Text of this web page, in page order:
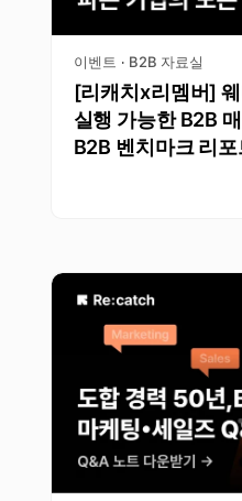
이벤트 · B2B 자료실
[리캐치x리멤버]
실행 가능한 B2B
B2B 벤치마크 리